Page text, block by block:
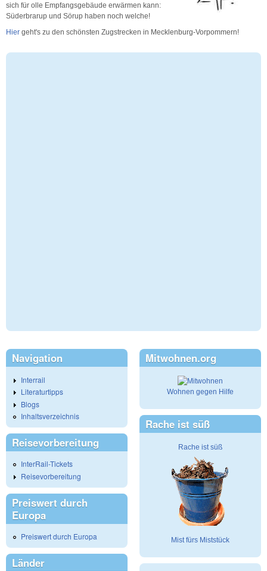
sich für olle Empfangsgebäude erwärmen kann:
Süderbrarup und Sörup haben noch welche!
Hier geht's zu den schönsten Zugstrecken in Mecklenburg-Vorpommern!
Navigation
Interrail
Literaturtipps
Blogs
Inhaltsverzeichnis
Reisevorbereitung
InterRail-Tickets
Reisevorbereitung
Preiswert durch
Europa
Preiswert durch Europa
Länder
Mitwohnen.org
Wohnen gegen Hilfe
Rache ist süß
Rache ist süß
Mist fürs Miststück